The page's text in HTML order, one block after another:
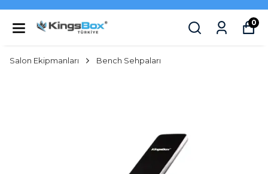
0
Salon Ekipmanları Bench Sehpaları